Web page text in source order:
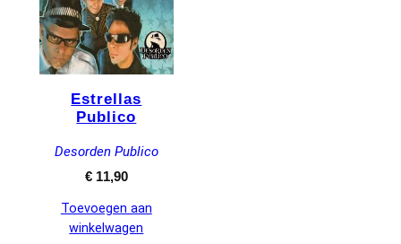
Estrellas
Publico
Desorden Publico
€11,90
Toevoegen aan
winkelwagen